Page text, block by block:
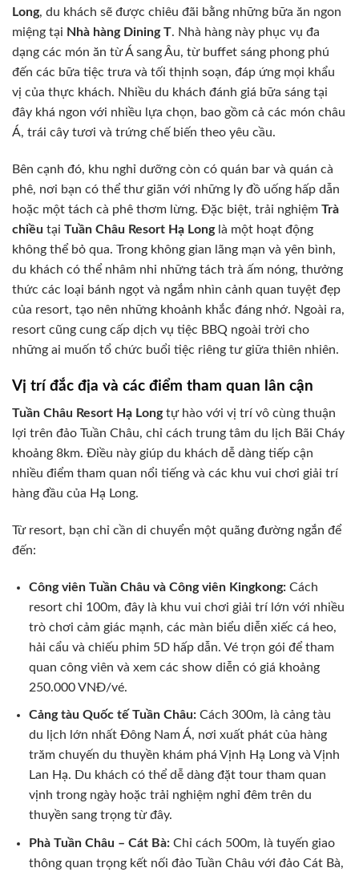
Long, du khách sẽ được chiêu đãi bằng những bữa ăn ngon
miệng tại Nhà hàng Dining T. Nhà hàng này phục vụ đa
dạng các món ăn từ Á sang Âu, từ buffet sáng phong phú
đến các bữa tiệc trưa và tối thịnh soạn, đáp ứng mọi khẩu
vị của thực khách. Nhiều du khách đánh giá bữa sáng tại
đây khá ngon với nhiều lựa chọn, bao gồm cả các món châu
Á, trái cây tươi và trứng chế biến theo yêu cầu.
Bên cạnh đó, khu nghỉ dưỡng còn có quán bar và quán cà
phê, nơi bạn có thể thư giãn với những ly đồ uống hấp dẫn
hoặc một tách cà phê thơm lừng. Đặc biệt, trải nghiệm Trà
chiều tại Tuần Châu Resort Hạ Longlà một hoạt động
không thể bỏ qua. Trong không gian lãng mạn và yên bình,
du khách có thể nhâm nhi những tách trà ấm nóng, thưởng
thức các loại bánh ngọt và ngắm nhìn cảnh quan tuyệt đẹp
của resort, tạo nên những khoảnh khắc đáng nhớ. Ngoài ra,
resort cũng cung cấp dịch vụ tiệc BBQ ngoài trời cho
những ai muốn tổ chức buổi tiệc riêng tư giữa thiên nhiên.
Vị trí đắc địa và các điểm tham quan lân cận
Tuần Châu Resort Hạ Longtự hào với vị trí vô cùng thuận
lợi trên đảo Tuần Châu, chỉ cách trung tâm du lịch Bãi Cháy
khoảng 8km. Điều này giúp du khách dễ dàng tiếp cận
nhiều điểm tham quan nổi tiếng và các khu vui chơi giải trí
hàng đầu của Hạ Long.
Từ resort, bạn chỉ cần di chuyển một quãng đường ngắn để
đến:
Công viên Tuần Châu và Công viên Kingkong:Cách
resort chỉ 100m, đây là khu vui chơi giải trí lớn với nhiều
trò chơi cảm giác mạnh, các màn biểu diễn xiếc cá heo,
hải cẩu và chiếu phim 5D hấp dẫn. Vé trọn gói để tham
quan công viên và xem các show diễn có giá khoảng
250.000 VNĐ/vé.
Cảng tàu Quốc tế Tuần Châu:Cách 300m, là cảng tàu
du lịch lớn nhất Đông Nam Á, nơi xuất phát của hàng
trăm chuyến du thuyền khám phá Vịnh Hạ Long và Vịnh
Lan Hạ. Du khách có thể dễ dàng đặt tour tham quan
vịnh trong ngày hoặc trải nghiệm nghỉ đêm trên du
thuyền sang trọng từ đây.
Phà Tuần Châu – Cát Bà:Chỉ cách 500m, là tuyến giao
thông quan trọng kết nối đảo Tuần Châu với đảo Cát Bà,